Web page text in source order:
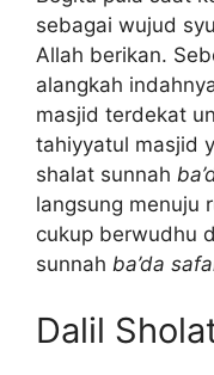
sebagai wujud
Allah berikan.
alangkah
masjid terdekat
tahiyyatul masjid
shalat sunnah
langsung menuju
cukup berwudhu
sunnah ba’da
Dalil